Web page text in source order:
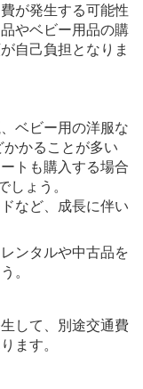
が発生する可能性
やベビー用品の購
自己負担となりま
ベビー用の洋服な
かることが多い
トも購入する場合
ょう。
など、成長に伴い
ンタルや中古品を
。
して、別途交通費
ます。